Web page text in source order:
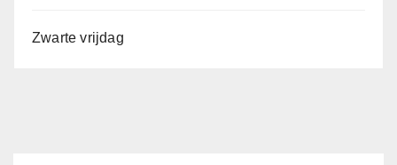
Zwarte vrijdag